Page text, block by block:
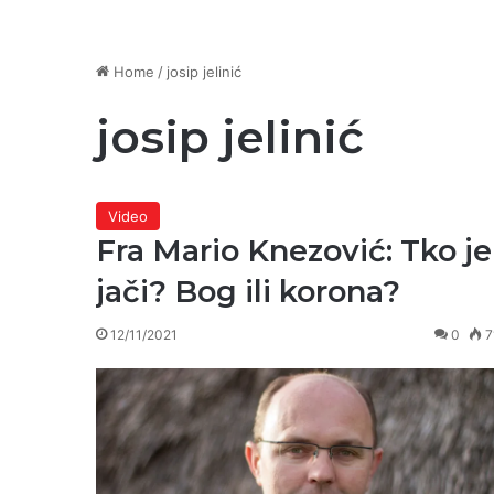
Home / josip jelinić
josip jelinić
Video
Fra Mario Knezović: Tko je
jači? Bog ili korona?
12/11/2021 0